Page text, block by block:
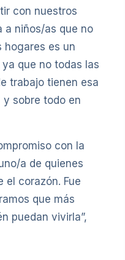
con nuestros
a niños/as que no
hogares es un
que no todas las
trabajo tienen esa
sobre todo en
con la
a de quienes
el corazón. Fue
que más
puedan vivirla”,